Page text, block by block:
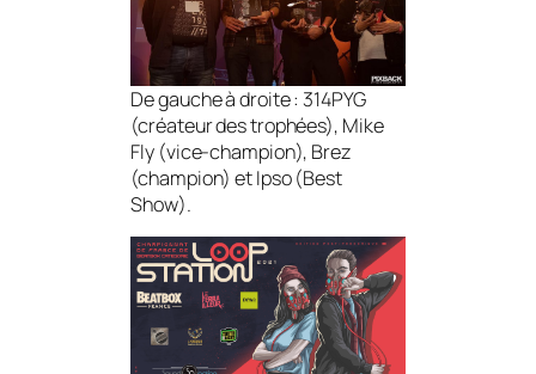
De gauche à droite : 314PYG
(créateur des trophées), Mike
Fly (vice-champion), Brez
(champion) et Ipso (Best
Show).